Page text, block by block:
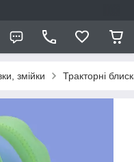
змійки Тракторні